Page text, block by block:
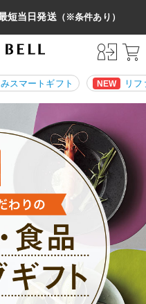
短当日発送（※条件あり）
スマートギフト NEW リ